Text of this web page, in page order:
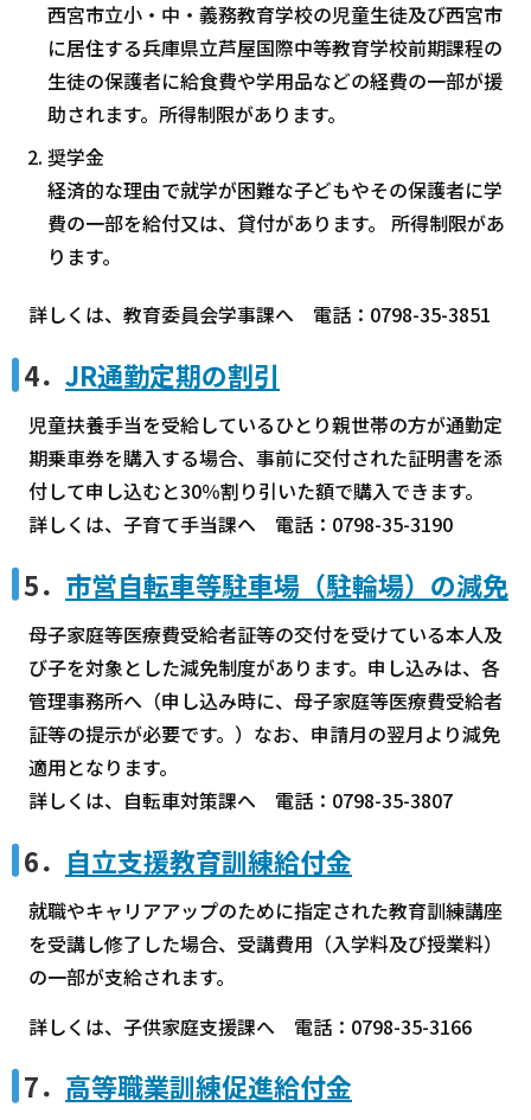
西宮市立小・中・義務教育学校の児童生徒及び西宮市
に居住する兵庫県立芦屋国際中等教育学校前期課程の
生徒の保護者に給食費や学用品などの経費の一部が援
助されます。所得制限があります。
奨学金
経済的な理由で就学が困難な子どもやその保護者に学
費の一部を給付又は、貸付があります。 所得制限があ
ります。
詳しくは、教育委員会学事課へ 電話：0798-35-3851
4． JR通勤定期の割引
児童扶養手当を受給しているひとり親世帯の方が通勤定
期乗車券を購入する場合、事前に交付された証明書を添
付して申し込むと30％割り引いた額で購入できます。
詳しくは、子育て手当課へ 電話：0798-35-3190
5． 市営自転車等駐車場（駐輪場）の減免
母子家庭等医療費受給者証等の交付を受けている本人及
び子を対象とした減免制度があります。申し込みは、各
管理事務所へ（申し込み時に、母子家庭等医療費受給者
証等の提示が必要です。）なお、申請月の翌月より減免
適用となります。
詳しくは、自転車対策課へ 電話：0798-35-3807
6． 自立支援教育訓練給付金
就職やキャリアアップのために指定された教育訓練講座
を受講し修了した場合、受講費用（入学料及び授業料）
の一部が支給されます。
詳しくは、子供家庭支援課へ 電話：0798-35-3166
7． 高等職業訓練促進給付金